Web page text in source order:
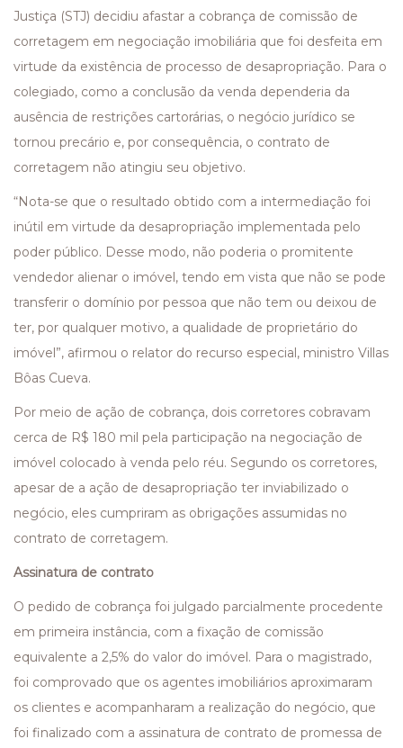
Justiça (STJ) decidiu afastar a cobrança de comissão de
corretagem em negociação imobiliária que foi desfeita em
virtude da existência de processo de desapropriação. Para o
colegiado, como a conclusão da venda dependeria da
ausência de restrições cartorárias, o negócio jurídico se
tornou precário e, por consequência, o contrato de
corretagem não atingiu seu objetivo.
“Nota-se que o resultado obtido com a intermediação foi
inútil em virtude da desapropriação implementada pelo
poder público. Desse modo, não poderia o promitente
vendedor alienar o imóvel, tendo em vista que não se pode
transferir o domínio por pessoa que não tem ou deixou de
ter, por qualquer motivo, a qualidade de proprietário do
imóvel”, afirmou o relator do recurso especial, ministro Villas
Bôas Cueva.
Por meio de ação de cobrança, dois corretores cobravam
cerca de R$ 180 mil pela participação na negociação de
imóvel colocado à venda pelo réu. Segundo os corretores,
apesar de a ação de desapropriação ter inviabilizado o
negócio, eles cumpriram as obrigações assumidas no
contrato de corretagem.
Assinatura de contrato
O pedido de cobrança foi julgado parcialmente procedente
em primeira instância, com a fixação de comissão
equivalente a 2,5% do valor do imóvel. Para o magistrado,
foi comprovado que os agentes imobiliários aproximaram
os clientes e acompanharam a realização do negócio, que
foi finalizado com a assinatura de contrato de promessa de